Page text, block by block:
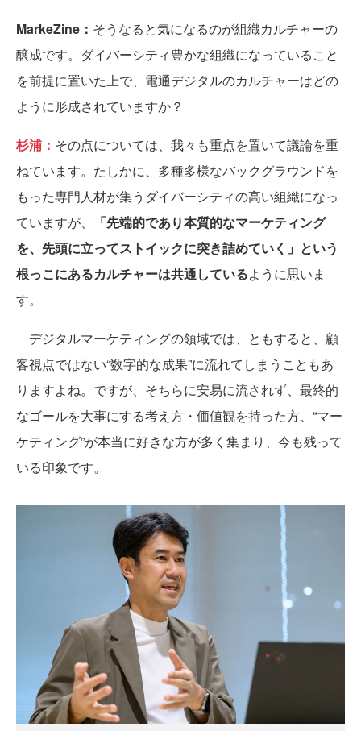
MarkeZine： そうなると気になるのが組織カルチャーの
醸成です。ダイバーシティ豊かな組織になっていること
を前提に置いた上で、電通デジタルのカルチャーはどの
ように形成されていますか？
杉浦： その点については、我々も重点を置いて議論を重
ねています。たしかに、多種多様なバックグラウンドを
もった専門人材が集うダイバーシティの高い組織になっ
ていますが、
「先端的であり本質的なマーケティング
を、先頭に立ってストイックに突き詰めていく」という
根っこにあるカルチャーは共通しているように思いま
す。
デジタルマーケティングの領域では、ともすると、顧
客視点ではない“数字的な成果”に流れてしまうこともあ
りますよね。ですが、そちらに安易に流されず、最終的
なゴールを大事にする考え方・価値観を持った方、“マー
ケティング”が本当に好きな方が多く集まり、今も残って
いる印象です。